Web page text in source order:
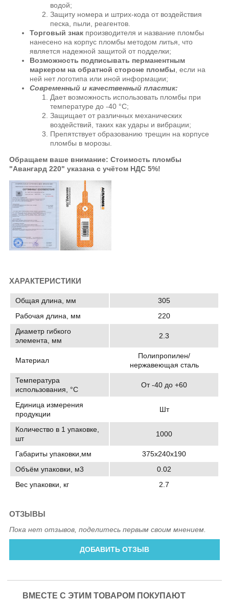
водой;
Защиту номера и штрих-кода от воздействия
песка, пыли, реагентов.
Торговый знак производителя и название пломбы
нанесено на корпус пломбы методом литья, что
является надежной защитой от подделки;
Возможность подписывать перманентным
маркером на обратной стороне пломбы , если на
ней нет логотипа или иной информации;
Современный и качественный пластик:
Дает возможность использовать пломбы при
температуре до -40 °С;
Защищает от различных механических
воздействий, таких как удары и вибрации;
Препятствует образованию трещин на корпусе
пломбы в морозы.
Обращаем ваше внимание: Стоимость пломбы
"Авангард 220" указана с учётом НДС 5%!
ХАРАКТЕРИСТИКИ
Общая длина, мм
305
Рабочая длина, мм
220
Диаметр гибкого
элемента, мм
2.3
Материал
Полипропилен/
нержавеющая сталь
Температура
использования, °C
От -40 до +60
Единица измерения
продукции
Шт
Количество в 1 упаковке,
шт
1000
Габариты упаковки,мм
375х240х190
Объём упаковки, м3
0.02
Вес упаковки, кг
2.7
ОТЗЫВЫ
Пока нет отзывов, поделитесь первым своим мнением.
ДОБАВИТЬ ОТЗЫВ
ВМЕСТЕ С ЭТИМ ТОВАРОМ ПОКУПАЮТ